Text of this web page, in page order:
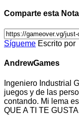
Comparte esta Nota
Sígueme Escrito por
AndrewGames
Ingeniero Industrial
juegos y de las
contando. Mi lema
QUE A TI TE